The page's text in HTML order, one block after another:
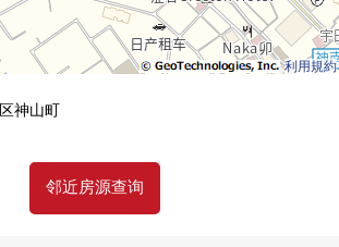
设
气性、吸湿性之前控制结露以及霉的发
用)
利用規約
神山町
邻近房源查询